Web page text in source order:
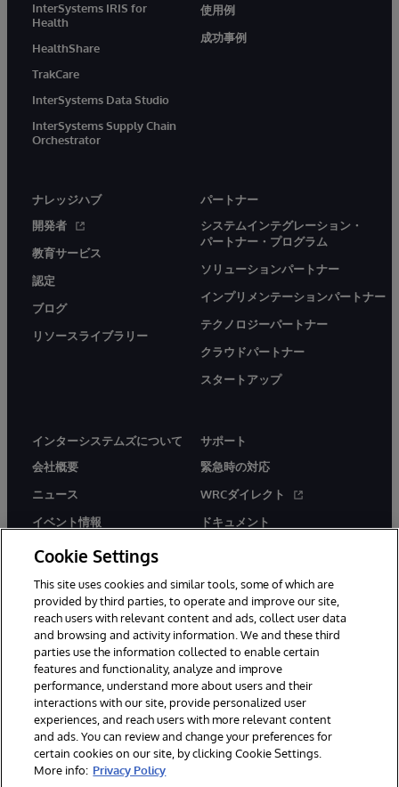
InterSystems IRIS for
Health
HealthShare
TrakCare
InterSystems Data Studio
InterSystems Supply Chain
Orchestrator
使用例
成功事例
ナレッジハブ
開発者
教育サービス
認定
ブログ
リソースライブラリー
パートナー
システムインテグレーション・
パートナー・プログラム
ソリューションパートナー
インプリメンテーションパートナー
テクノロジーパートナー
クラウドパートナー
スタートアップ
インターシステムズについて
会社概要
ニュース
イベント情報
採用情報
サポート
緊急時の対応
WRCダイレクト
ドキュメント
© 1996-2026Y InterSystems Corporation, Boston, MA. All Rights
Reserved.
お知らせ／ご利用規約
プライバシーステートメント
保証について
アクセシビリティ
Cookie Settings
This site uses cookies and similar tools, some of which are
provided by third parties, to operate and improve our site,
reach users with relevant content and ads, collect user data
and browsing and activity information. We and these third
parties use the information collected to enable certain
features and functionality, analyze and improve
performance, understand more about users and their
interactions with our site, provide personalized user
experiences, and reach users with more relevant content
and ads. You can review and change your preferences for
certain cookies on our site, by clicking Cookie Settings.
More info: Privacy Policy